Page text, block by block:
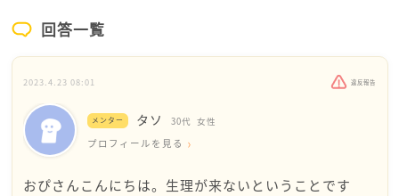
回答一覧
2023.4.23 08:01 違反報告
メンター タソ 30代 女性
プロフィールを見る
おぴさんこんにちは。生理が来ないということです